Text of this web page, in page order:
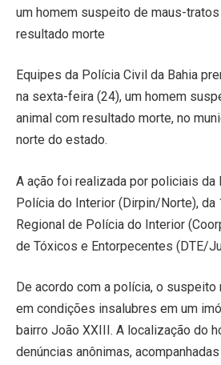
um homem suspeito de maus-
resultado morte
Equipes da Polícia Civil da Bahia
na sexta-feira (24), um homem
animal com resultado morte, no
norte do estado.
A ação foi realizada por policiais da
Polícia do Interior (Dirpin/Norte), da
Regional de Polícia do Interior
de Tóxicos e Entorpecentes (DTE/
De acordo com a polícia, o suspeito
em condições insalubres em um
bairro João XXIII. A localização do
denúncias anônimas,